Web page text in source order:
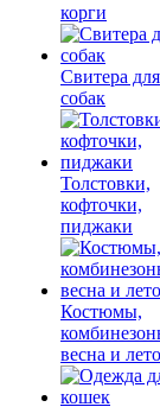
корги
Свитера для
собак
Толстовки,
кофточки,
пиджаки
Костюмы,
весна и лето